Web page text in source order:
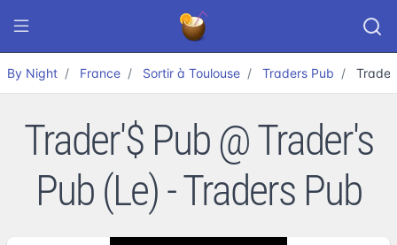
By Night France Sortir à Toulouse Traders Pub
Trader'$ Pub @ Trader's
Pub (Le) - Traders Pub